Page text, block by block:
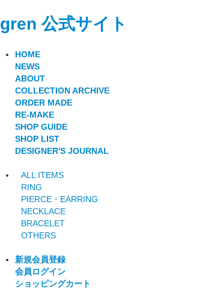
gren 公式サイト
HOME
NEWS
ABOUT
COLLECTION ARCHIVE
ORDER MADE
RE-MAKE
SHOP GUIDE
SHOP LIST
DESIGNER'S JOURNAL
ALL ITEMS
RING
PIERCE・EARRING
NECKLACE
BRACELET
OTHERS
新規会員登録
会員ログイン
ショッピングカート